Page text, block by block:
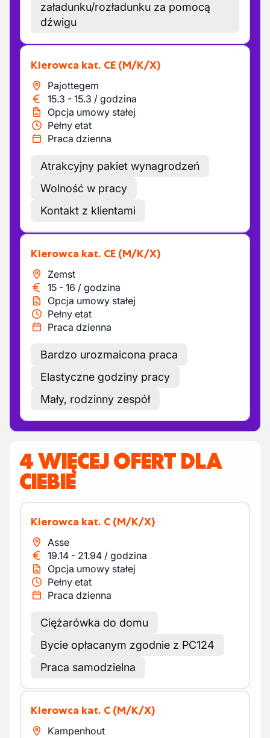
załadunku/rozładunku za pomocą
dźwigu
Kierowca kat. CE (M/K/X)
Pajottegem
15.3 - 15.3 / godzina
Opcja umowy stałej
Pełny etat
Praca dzienna
Atrakcyjny pakiet wynagrodzeń
Wolność w pracy
Kontakt z klientami
Kierowca kat. CE (M/K/X)
Zemst
15 - 16 / godzina
Opcja umowy stałej
Pełny etat
Praca dzienna
Bardzo urozmaicona praca
Elastyczne godziny pracy
Mały, rodzinny zespół
4 WIĘCEJ OFERT DLA
CIEBIE
Kierowca kat. C (M/K/X)
Asse
19.14 - 21.94 / godzina
Opcja umowy stałej
Pełny etat
Praca dzienna
Ciężarówka do domu
Bycie opłacanym zgodnie z PC124
Praca samodzielna
Kierowca kat. C (M/K/X)
Kampenhout